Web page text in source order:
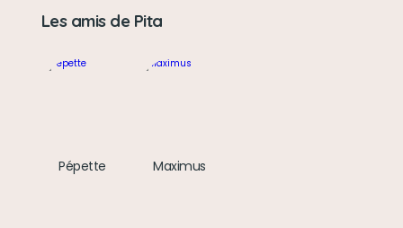
Son caractère
Les amis de Pita
Pépette Maximus